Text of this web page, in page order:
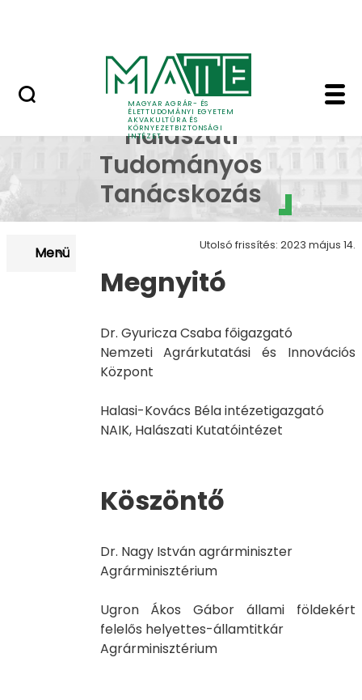
MAGYAR AGRÁR- ÉS
ÉLETTUDOMÁNYI EGYETEM
AKVAKULTÚRA ÉS
KÖRNYEZETBIZTONSÁGI
INTÉZET
XLII. Halászati
2018 - XLII.
Halászati
Tudományos
Tanácskozás
Menü Utolsó frissítés: 2023 május 14.
Megnyitó
Dr. Gyuricza Csaba főigazgató
Nemzeti Agrárkutatási és Innovációs
Központ
Halasi-Kovács Béla intézetigazgató
NAIK, Halászati Kutatóintézet
Köszöntő
Dr. Nagy István agrárminiszter
Agrárminisztérium
Ugron Ákos Gábor állami földekért
felelős helyettes-államtitkár
Agrárminisztérium